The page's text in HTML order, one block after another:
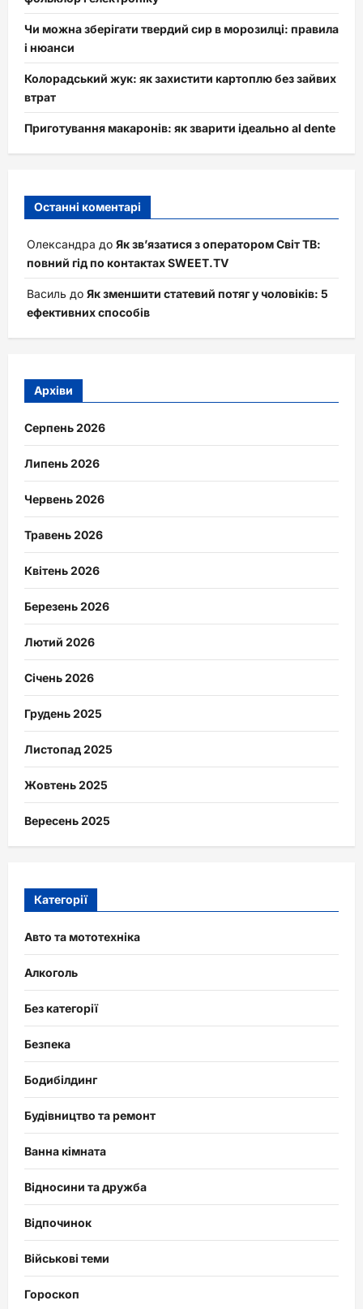
Чи можна зберігати твердий сир в морозилці: правила
і нюанси
Колорадський жук: як захистити картоплю без зайвих
втрат
Приготування макаронів: як зварити ідеально al dente
Останні коментарі
Олександра до Як зв’язатися з оператором Світ ТВ:
повний гід по контактах SWEET.TV
Василь до Як зменшити статевий потяг у чоловіків: 5
ефективних способів
Архіви
Серпень 2026
Липень 2026
Червень 2026
Травень 2026
Квітень 2026
Березень 2026
Лютий 2026
Січень 2026
Грудень 2025
Листопад 2025
Жовтень 2025
Вересень 2025
Категорії
Авто та мототехніка
Алкоголь
Без категорії
Безпека
Бодибілдинг
Будівництво та ремонт
Ванна кімната
Відносини та дружба
Відпочинок
Військові теми
Гороскоп